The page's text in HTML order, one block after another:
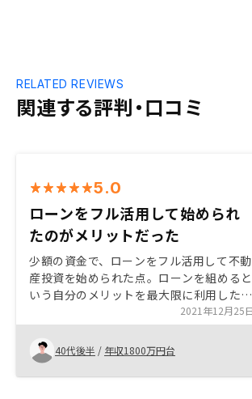
関連する評判・口コミ
RELATED REVIEWS
5.0
ローンをフル活用して始められ
たのがメリットだった
少額の資金で、ローンをフル活用して不動
産投資を始められた点。ローンを組めると
いう自分のメリットを最大限に利用したい
と思っていたのでよかった。 節税効果、
生命保険代わり、年金対策などのメリット
も考えて購入することに至った。
2021年12月25日
40代後半 / 年収1800万円台